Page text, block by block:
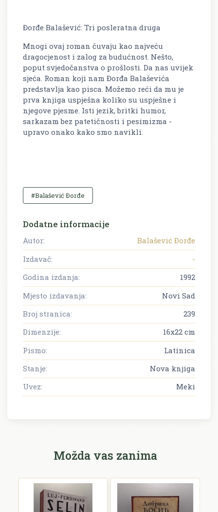
Đorđe Balašević: Tri posleratna druga
Mnogi ovaj roman čuvaju kao najveću
dragocjenost i zalog za budućnost. Nešto,
poput svjedočanstva o prošlosti. Da nas uvijek
sjeća. Roman koji nam Đorđa Balaševića
predstavlja kao pisca. Možemo reći da mu je
prva knjiga uspješna koliko su uspješne i
njegove pjesme. Isti jezik, britki humor,
sarkazam bez patetičnosti i pesimizma -
upravo onako kako smo navikli.
#Balašević Ðorđe
Dodatne informacije
Autor:
Balašević Ðorđe
Izdavač:
-
Godina izdanja:
1992
Mjesto izdavanja:
Novi Sad
Broj stranica:
239
Dimenzije:
16x22 cm
Pismo:
Latinica
Stanje:
Nova knjiga
Uvez:
Meki
Možda vas zanima